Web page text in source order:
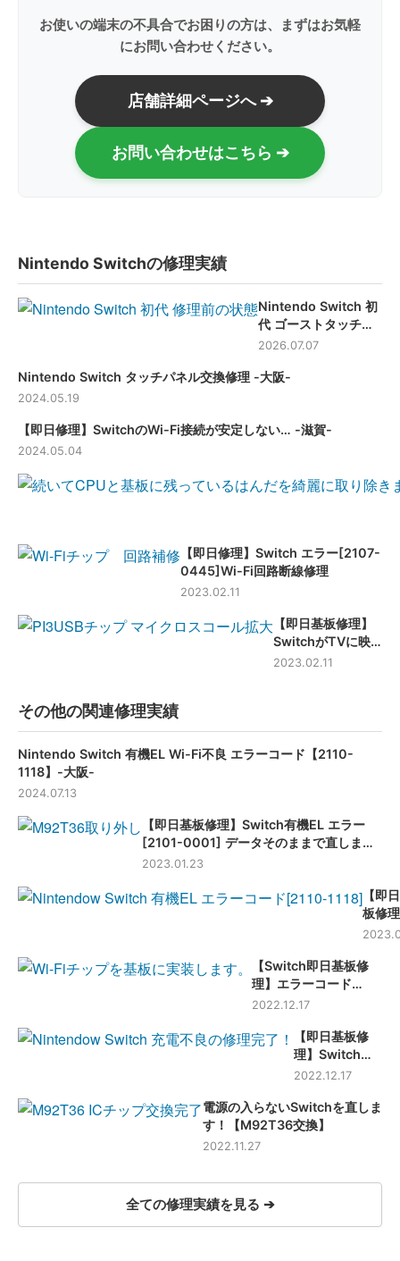
お使いの端末の不具合でお困りの方は、まずはお気軽
にお問い合わせください。
店舗詳細ページへ ➔
お問い合わせはこちら ➔
Nintendo Switchの修理実績
Nintendo Switch 初
代 ゴーストタッチを
タッチパネル交換で
2026.07.07
Nintendo Switch タッチパネル交換修理 -大阪-
2024.05.19
【即日修理】SwitchのWi-Fi接続が安定しない… -滋賀-
2024.05.04
【即日修理】Switch エラー[2107-
0445]Wi-Fi回路断線修理
2023.02.11
【即日基板修理】
SwitchがTVに映
らない!? 修理方法
2023.02.11
その他の関連修理実績
Nintendo Switch 有機EL Wi-Fi不良 エラーコード【2110-
1118】-大阪-
2024.07.13
【即日基板修理】Switch有機EL エラー
[2101-0001] データそのままで直しま
す！
2023.01.23
【即
板修
ー
【Switch即日基板修
理】エラーコード
[2110-1118] データ消
2022.12.17
【即日基板修
理】Switch
USB Type-C
ップ交換
2022.12.17
電源の入らないSwitchを直しま
す！【M92T36交換】
2022.11.27
全ての修理実績を見る ➔